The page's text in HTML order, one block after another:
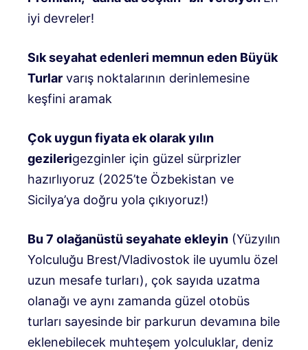
iyi devreler!
Sık seyahat edenleri memnun eden Büyük
Turlar varış noktalarının derinlemesine
keşfini aramak
Çok uygun fiyata ek olarak yılın
gezilerigezginler için güzel sürprizler
hazırlıyoruz (2025’te Özbekistan ve
Sicilya’ya doğru yola çıkıyoruz!)
Bu 7 olağanüstü seyahate ekleyin (Yüzyılın
Yolculuğu Brest/Vladivostok ile uyumlu özel
uzun mesafe turları), çok sayıda uzatma
olanağı ve aynı zamanda güzel otobüs
turları sayesinde bir parkurun devamına bile
eklenebilecek muhteşem yolculuklar, deniz